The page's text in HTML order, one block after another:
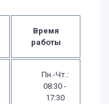
Время
работы
Пн.-Чт.:
08:30 -
17:30